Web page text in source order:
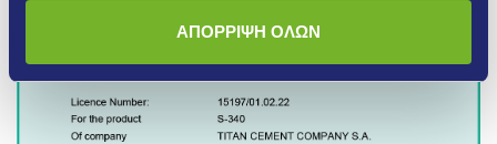
ΑΠΟΡΡΙΨΗ ΟΛΩΝ